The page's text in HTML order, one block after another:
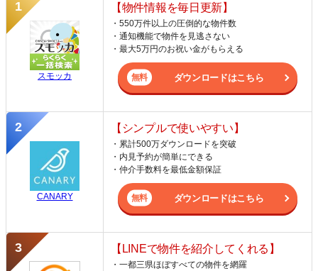
スモッカ
【物件情報を毎日更新】
・550万件以上の圧倒的な物件数
・通知機能で物件を見逃さない
・最大5万円のお祝い金がもらえる
ダウンロードはこちら
CANARY
【シンプルで使いやすい】
・累計500万ダウンロードを突破
・内見予約が簡単にできる
・仲介手数料を最低金額保証
ダウンロードはこちら
【LINEで物件を紹介してくれる】
・一都三県ほぼすべての物件を網羅